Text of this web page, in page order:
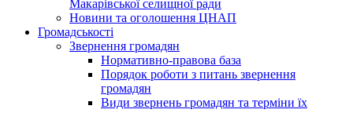
Макарівської селищної ради
Новини та оголошення ЦНАП
Громадськості
Звернення громадян
Нормативно-правова база
Порядок роботи з питань звернення
громадян
Види звернень громадян та терміни їх